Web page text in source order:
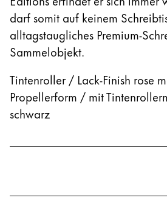
darf somit auf keinem
alltagstaugliches Premium-
Sammelobjekt.
Tintenroller / Lack-Finish rose
Propellerform / mit
schwarz